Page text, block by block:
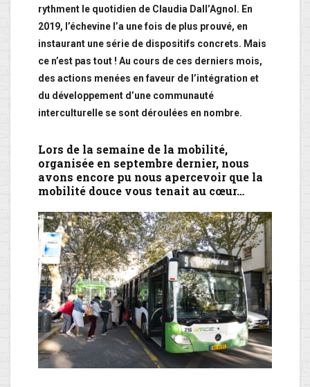
rythment le quotidien de Claudia Dall’Agnol. En
2019, l’échevine l’a une fois de plus prouvé, en
instaurant une série de dispositifs concrets. Mais
ce n’est pas tout ! Au cours de ces derniers mois,
des actions menées en faveur de l’intégration et
du développement d’une communauté
interculturelle se sont déroulées en nombre.
Lors de la semaine de la mobilité,
organisée en septembre dernier, nous
avons encore pu nous apercevoir que la
mobilité douce vous tenait au cœur…